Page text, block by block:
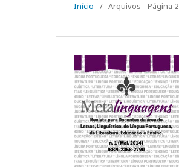
Início / Arquivos - Página 2